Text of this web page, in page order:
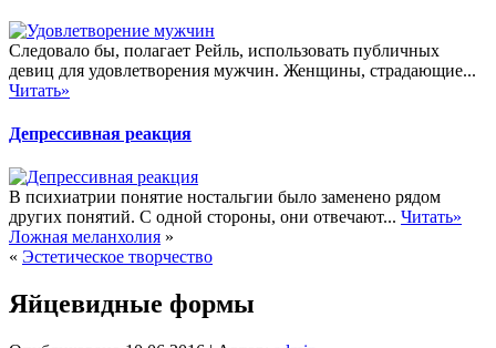
Следовало бы, полагает Рейль, использовать публичных
девиц для удовлетворения мужчин. Женщины, страдающие...
Читать»
Депрессивная реакция
В психиатрии понятие ностальгии было заменено рядом
других понятий. С одной стороны, они отвечают... Читать»
Ложная меланхолия »
« Эстетическое творчество
Яйцевидные формы